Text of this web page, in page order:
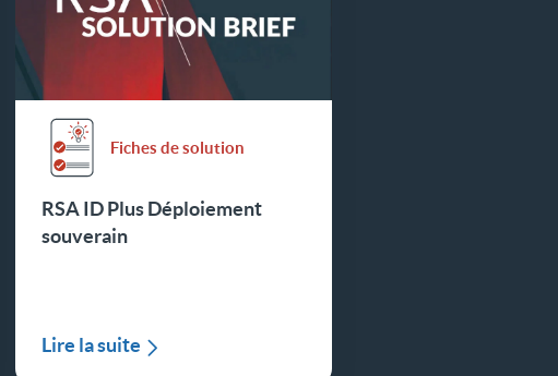
Fiches de solution
RSA ID Plus Déploiement
souverain
Lire la suite